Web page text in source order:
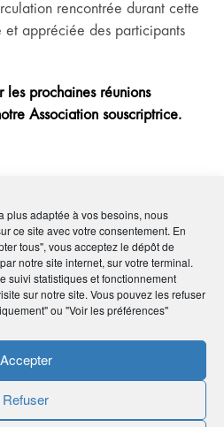
plus adaptée à vos besoins, nous
ce site avec votre consentement. En
tous", vous acceptez le dépôt de
notre site internet, sur votre terminal.
suivi statistiques et fonctionnement
sur notre site. Vous pouvez les refuser
ou "Voir les préférences"
Accepter
Refuser
rencontrée durant cette
et appréciée des participants
prochaines réunions
Association souscriptrice.
plus